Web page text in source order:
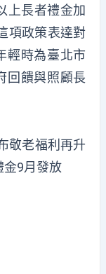
上長者禮金加
項政策表達對
輕時為臺北市
回饋與照顧長
敬老福利再升
9月發放